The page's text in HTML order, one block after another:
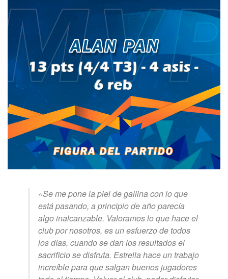
«Se me pone la piel de gallina con lo que
está pasando, a principio de año parecía
algo inalcanzable. Valoramos lo que hace el
club por nosotros, es un esfuerzo de todos
los días, cuando se dan los resultados el
sacrificio se disfruta. Estrella hace un trabajo
increíble para que salgan buenos jugadores